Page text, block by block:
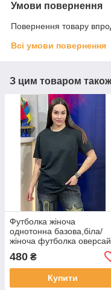
Умови повернення
Повернення товару
Всі умови повернення
З цим товаром
Футболка жіноча
однотонна базова,біла/
жіноча футболка
480 ₴
Купити